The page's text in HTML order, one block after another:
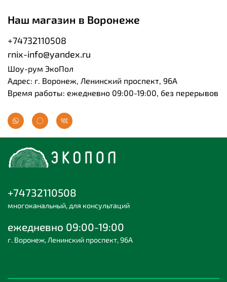
Наш магазин в Воронеже
+74732110508
rnix-info@yandex.ru
Шоу-рум ЭкоПол
Адрес: г. Воронеж, Ленинский проспект, 96А
Время работы: ежедневно 09:00-19:00, без перерывов
+74732110508
многоканальный, для консультаций
ежедневно 09:00-19:00
г. Воронеж, Ленинский проспект, 96А